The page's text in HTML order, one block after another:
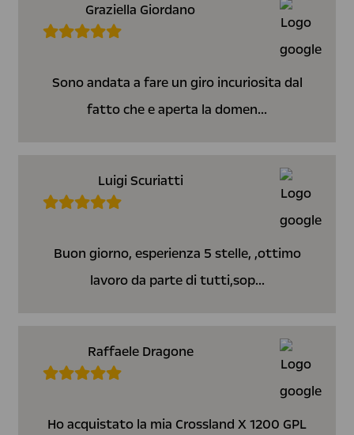
Graziella Giordano
Sono andata a fare un giro incuriosita dal
fatto che e aperta la domen...
Luigi Scuriatti
Buon giorno, esperienza 5 stelle, ,ottimo
lavoro da parte di tutti,sop...
Raffaele Dragone
Ho acquistato la mia Crossland X 1200 GPL